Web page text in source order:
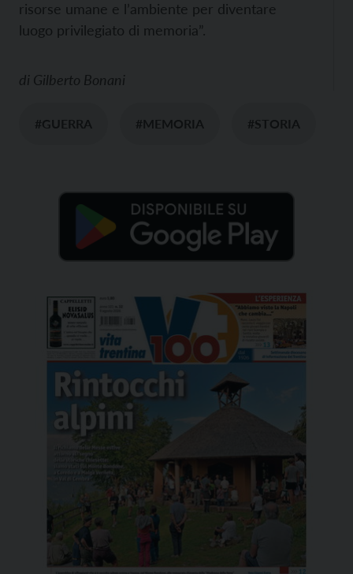
risorse umane e l’ambiente per diventare
luogo privilegiato di memoria”.
di Gilberto Bonani
#GUERRA #MEMORIA #STORIA